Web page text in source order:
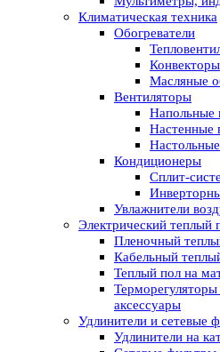
Климатическая техника
Обогреватели
Конвекторы
Масляные
Вентиляторы
Напольные
Настенные
Кондиционеры
Сплит-
Увлажнители
Электрический теплый
Пленочный
Кабельный
Теплый пол на
Терморегуляторы
аксессуары
Удлинители и сетевые
Удлинители на